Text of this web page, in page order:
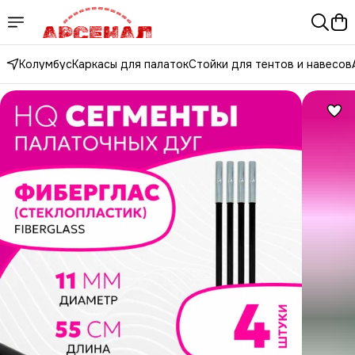
КолумбусКаркасы для палатокСтойки для тентов и навесов